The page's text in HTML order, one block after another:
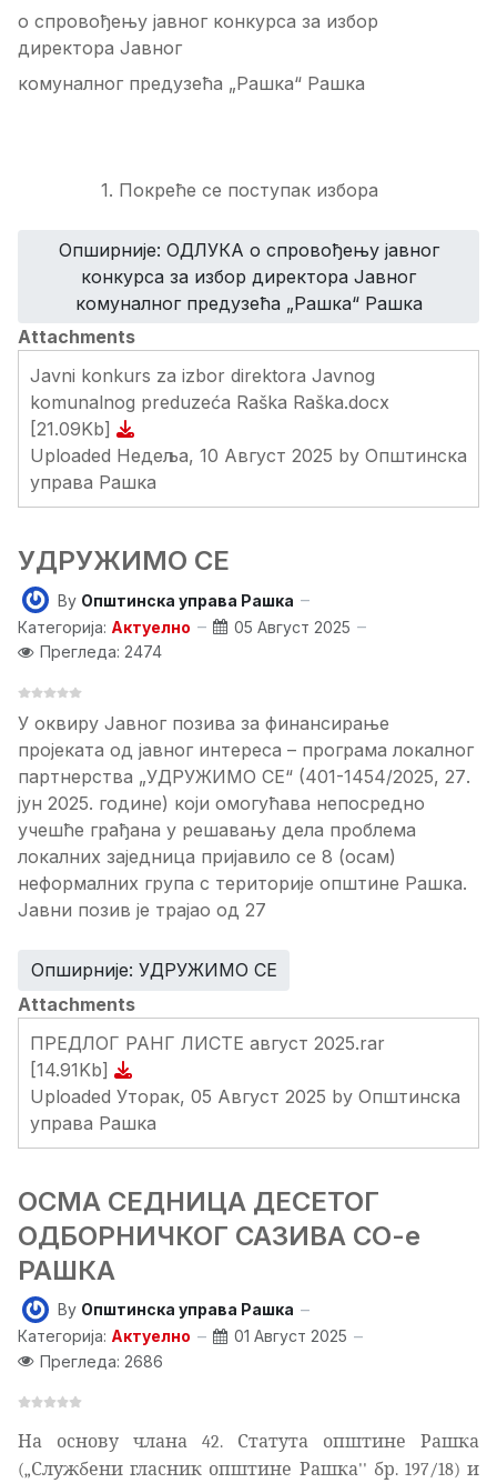
о спровођењу јавног конкурса за избор
директора Јавног
комуналног предузећа „Рашка“ Рашка
1. Покреће се поступак избора
Опширније: ОДЛУКA о спровођењу јавног
конкурса за избор директора Јавног
комуналног предузећа „Рашка“ Рашка
Attachments
Javni konkurs za izbor direktora Javnog
komunalnog preduzeća Raška Raška.docx
[21.09Kb]
Uploaded Недеља, 10 Август 2025 by Општинска
управа Рашка
УДРУЖИМО СЕ
By Општинска управа Рашка
Категорија: Актуелно
05 Август 2025
Прегледа: 2474
У оквиру Јавног позива за финансирање
пројеката од јавног интереса – програма локалног
партнерства „УДРУЖИМО СЕ“ (401-1454/2025, 27.
јун 2025. године) који омогућава непосредно
учешће грађана у решавању дела проблема
локалних заједница пријавило се 8 (осам)
неформалних група с територије општине Рашка.
Јавни позив је трајао од 27
Опширније: УДРУЖИМО СЕ
Attachments
ПРЕДЛОГ РАНГ ЛИСТЕ август 2025.rar
[14.91Kb]
Uploaded Уторак, 05 Август 2025 by Општинска
управа Рашка
ОСМА СЕДНИЦА ДЕСЕТОГ
ОДБОРНИЧКОГ САЗИВА СО-е
РАШКА
By Општинска управа Рашка
Категорија: Актуелно
01 Август 2025
Прегледа: 2686
На основу члана 42. Статута општине Рашка
(„Службени гласник општине Рашка'' бр. 197/18) и